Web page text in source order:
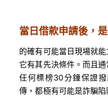
當日借款申請後，
的確有可能當日現場就
它有其先決條件。而且
任何標榜30分鐘保證
傳，都極有可能是詐騙